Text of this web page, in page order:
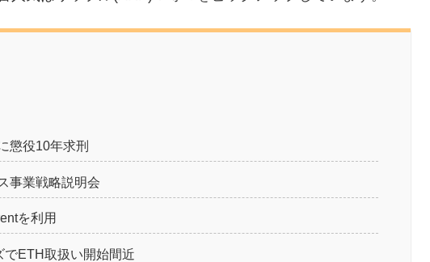
懲役10年求刑
事業戦略説明会
を利用
ETH取扱い開始間近